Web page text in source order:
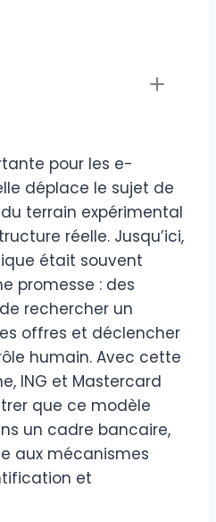
pour les e-
déplace le sujet de
terrain expérimental
réelle. Jusqu’ici,
était souvent
promesse : des
rechercher un
offres et déclencher
humain. Avec cette
ING et Mastercard
que ce modèle
un cadre bancaire,
aux mécanismes
et